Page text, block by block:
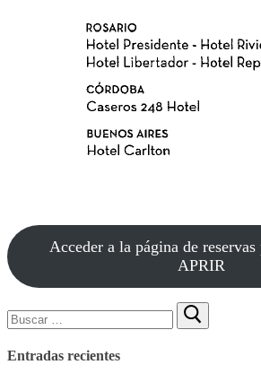
Acceder a la página de reservas
APRIR
Buscar:
Entradas recientes